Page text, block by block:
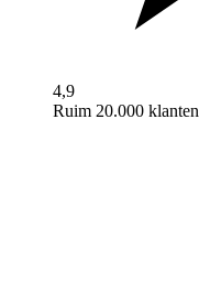
4,9
Ruim 20.000 klanten